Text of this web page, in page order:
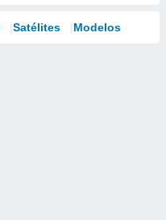
Satélites Modelos